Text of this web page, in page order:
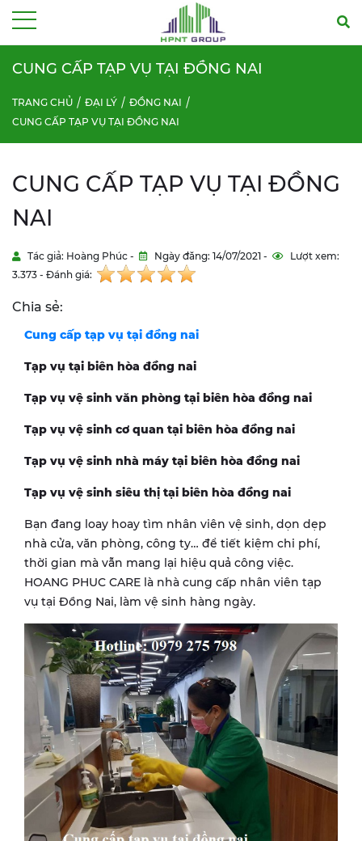
CUNG CẤP TẠP VỤ TẠI ĐỒNG NAI
TRANG CHỦ ĐẠI LÝ
ĐỒNG NAI
CUNG CẤP TẠP VỤ TẠI ĐỒNG NAI
CUNG CẤP TẠP VỤ TẠI ĐỒNG
NAI
Tác giả: Hoàng Phúc - Ngày đăng: 14/07/2021 -
Lượt xem:
3.373 - Đánh giá:
Chia sẻ:
Cung cấp tạp vụ tại đồng nai
Tạp vụ tại biên hòa đồng nai
Tạp vụ vệ sinh văn phòng tại biên hòa đồng nai
Tạp vụ vệ sinh cơ quan tại biên hòa đồng nai
Tạp vụ vệ sinh nhà máy tại biên hòa đồng nai
Tạp vụ vệ sinh siêu thị tại biên hòa đồng nai
Bạn đang loay hoay tìm nhân viên vệ sinh, dọn dẹp
nhà cửa, văn phòng, công ty… để tiết kiệm chi phí,
thời gian mà vẫn mang lại hiệu quả công việc.
HOANG PHUC CARE là nhà cung cấp nhân viên tạp
vụ tại Đồng Nai, làm vệ sinh hàng ngày.